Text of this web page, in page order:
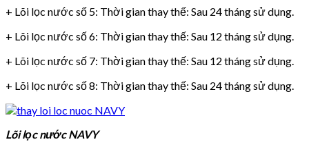
+ Lõi lọc nước số 5: Thời gian thay thế: Sau 24 tháng sử dụng.
+ Lõi lọc nước số 6: Thời gian thay thế: Sau 12 tháng sử dụng.
+ Lõi lọc nước số 7: Thời gian thay thế: Sau 12 tháng sử dụng.
+ Lõi lọc nước số 8: Thời gian thay thế: Sau 24 tháng sử dụng.
Lõi lọc nước NAVY